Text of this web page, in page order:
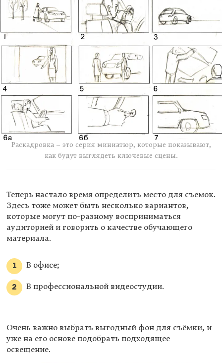
Раскадровка – это серия миниатюр, которые показывают,
как будут выглядеть ключевые сцены.
Теперь настало время определить место для съемок.
Здесь тоже может быть несколько вариантов,
которые могут по-разному восприниматься
аудиторией и говорить о качестве обучающего
материала.
В офисе;
В профессиональной видеостудии.
Очень важно выбрать выгодный фон для съёмки, и
уже на его основе подобрать подходящее
освещение.